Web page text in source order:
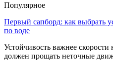
Популярное
Первый сапборд: как выбрать
по воде
Устойчивость важнее
должен прощать неточные